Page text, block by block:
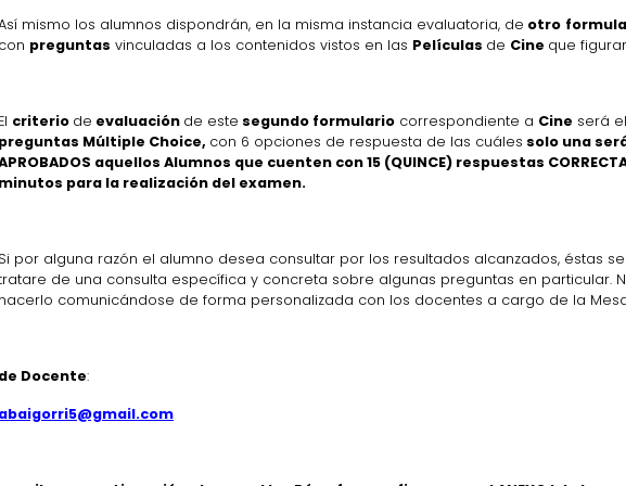
mismo los alumnos dispondrán, en la misma instancia evaluatoria, de otro
con preguntas vinculadas a los contenidos vistos en las Películas de Cine que
El criterio de evaluación de este segundo formulario correspondiente a Cine será
preguntas Múltiple Choice, con 6 opciones de respuesta de las cuáles solo una
aquellos Alumnos que cuenten con 15 (QUINCE) respuestas
minutos para la realización del examen.
Si por alguna razón el alumno desea consultar por los resultados alcanzados, éstas
de una consulta específica y concreta sobre algunas preguntas en particular.
hacerlo comunicándose de forma personalizada con los docentes a cargo de la
Docente: